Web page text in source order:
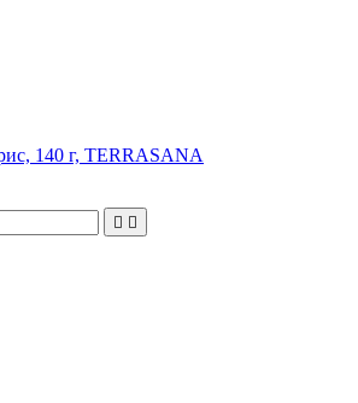
140 г, TERRASANA
 